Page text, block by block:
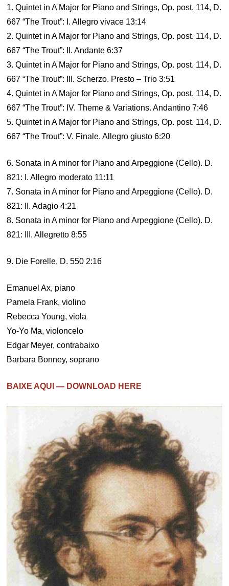
1. Quintet in A Major for Piano and Strings, Op. post. 114, D.
667 “The Trout”: I. Allegro vivace 13:14
2. Quintet in A Major for Piano and Strings, Op. post. 114, D.
667 “The Trout”: II. Andante 6:37
3. Quintet in A Major for Piano and Strings, Op. post. 114, D.
667 “The Trout”: III. Scherzo. Presto – Trio 3:51
4. Quintet in A Major for Piano and Strings, Op. post. 114, D.
667 “The Trout”: IV. Theme & Variations. Andantino 7:46
5. Quintet in A Major for Piano and Strings, Op. post. 114, D.
667 “The Trout”: V. Finale. Allegro giusto 6:20
6. Sonata in A minor for Piano and Arpeggione (Cello). D.
821: I. Allegro moderato 11:11
7. Sonata in A minor for Piano and Arpeggione (Cello). D.
821: II. Adagio 4:21
8. Sonata in A minor for Piano and Arpeggione (Cello). D.
821: III. Allegretto 8:55
9. Die Forelle, D. 550 2:16
Emanuel Ax, piano
Pamela Frank, violino
Rebecca Young, viola
Yo-Yo Ma, violoncelo
Edgar Meyer, contrabaixo
Barbara Bonney, soprano
BAIXE AQUI — DOWNLOAD HERE